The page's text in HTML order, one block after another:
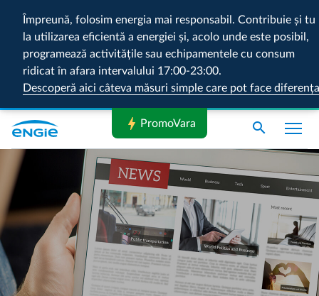
Împreună, folosim energia mai responsabil. Contribuie și tu
la utilizarea eficientă a energiei și, acolo unde este posibil,
programează activitățile sau echipamentele cu consum
ridicat în afara intervalului 17:00-23:00.
Descoperă aici câteva măsuri simple care pot face diferența
search
bolt PromoVara